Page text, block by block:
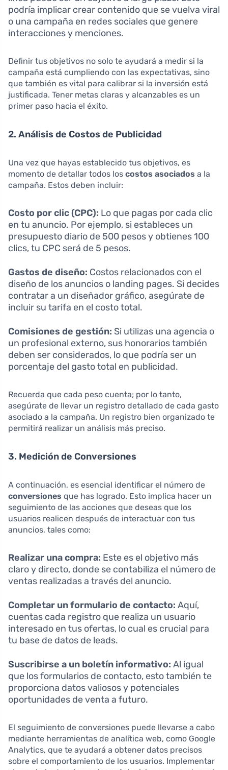
podría implicar crear contenido que se vuelva viral
o una campaña en redes sociales que genere
interacciones y menciones.
Definir tus objetivos no solo te ayudará a medir si la
campaña está cumpliendo con las expectativas, sino
que también es vital para calibrar si la inversión está
justificada. Tener metas claras y alcanzables es un
primer paso hacia el éxito.
2. Análisis de Costos de Publicidad
Una vez que hayas establecido tus objetivos, es
momento de detallar todos los costos asociados a la
campaña. Estos deben incluir:
Costo por clic (CPC): Lo que pagas por cada clic
en tu anuncio. Por ejemplo, si estableces un
presupuesto diario de 500 pesos y obtienes 100
clics, tu CPC será de 5 pesos.
Gastos de diseño: Costos relacionados con el
diseño de los anuncios o landing pages. Si decides
contratar a un diseñador gráfico, asegúrate de
incluir su tarifa en el costo total.
Comisiones de gestión: Si utilizas una agencia o
un profesional externo, sus honorarios también
deben ser considerados, lo que podría ser un
porcentaje del gasto total en publicidad.
Recuerda que cada peso cuenta; por lo tanto,
asegúrate de llevar un registro detallado de cada gasto
asociado a la campaña. Un registro bien organizado te
permitirá realizar un análisis más preciso.
3. Medición de Conversiones
A continuación, es esencial identificar el número de
conversiones que has logrado. Esto implica hacer un
seguimiento de las acciones que deseas que los
usuarios realicen después de interactuar con tus
anuncios, tales como:
Realizar una compra: Este es el objetivo más
claro y directo, donde se contabiliza el número de
ventas realizadas a través del anuncio.
Completar un formulario de contacto: Aquí,
cuentas cada registro que realiza un usuario
interesado en tus ofertas, lo cual es crucial para
tu base de datos de leads.
Suscribirse a un boletín informativo: Al igual
que los formularios de contacto, esto también te
proporciona datos valiosos y potenciales
oportunidades de venta a futuro.
El seguimiento de conversiones puede llevarse a cabo
mediante herramientas de analítica web, como Google
Analytics, que te ayudará a obtener datos precisos
sobre el comportamiento de los usuarios. Implementar